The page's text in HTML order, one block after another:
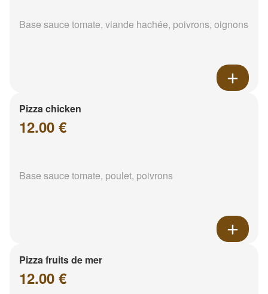
Base sauce tomate, viande hachée, poivrons, oignons
Pizza chicken
12.00 €
Base sauce tomate, poulet, poivrons
Pizza fruits de mer
12.00 €